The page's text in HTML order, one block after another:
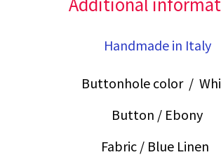
Handmade in Italy
Buttonhole color /
Button / Ebony
Fabric / Blue Linen